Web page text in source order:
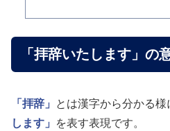
「拝辞いたします」の
「拝辞」 とは漢字から分かる様
します」
を表す表現です。